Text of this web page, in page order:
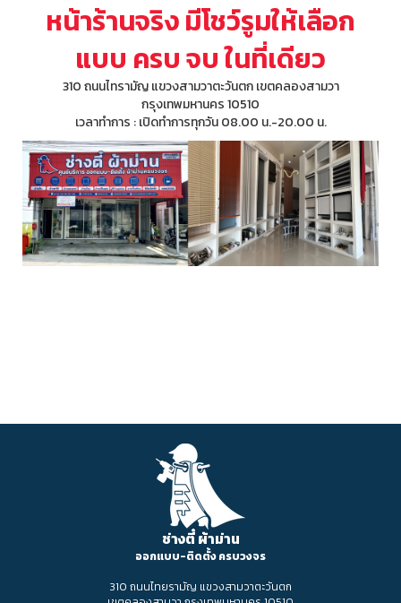
หน้าร้านจริง มีโชว์รูมให้เลือก
แบบ ครบ จบ ในที่เดียว
310 ถนนไทรามัญ แขวงสามวาตะวันตก เขตคลองสามวา
กรุงเทพมหานคร 10510
เวลาทำการ : เปิดทำการทุกวัน 08.00 น.-20.00 น.
ช่างตี๋ ผ้าม่าน
ออกแบบ-ติดตั้ง ครบวงจร
310 ถนนไทยรามัญ แขวงสามวาตะวันตก